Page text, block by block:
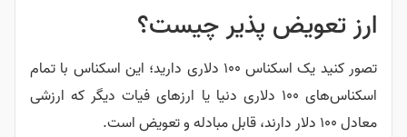
ارز تعویض پذیر چیست؟
تصور کنید یک اسکناس ۱۰۰ دلاری دارید؛ این اسکناس با تمام
اسکناس‌‌های ۱۰۰ دلاری دنیا یا ارزهای فیات دیگر که ارزشی
معادل ۱۰۰ دلار دارند، قابل مبادله و تعویض است.